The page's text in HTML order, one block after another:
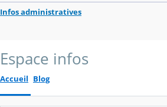
Infos administratives
Espace infos
Accueil Blog